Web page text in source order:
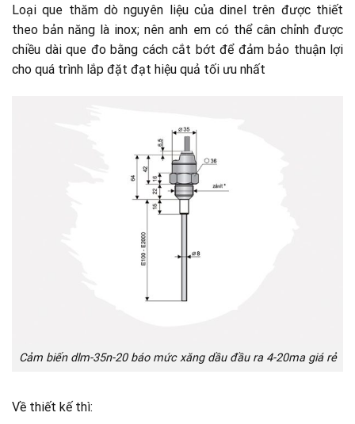
Loại que thăm dò nguyên liệu của dinel trên được thiết
theo bản năng là inox; nên anh em có thể cân chỉnh được
chiều dài que đo bằng cách cắt bớt để đảm bảo thuận lợi
cho quá trình lắp đặt đạt hiệu quả tối ưu nhất
Cảm biến dlm-35n-20 báo mức xăng dầu đầu ra 4-20ma giá rẻ
Về thiết kế thì: